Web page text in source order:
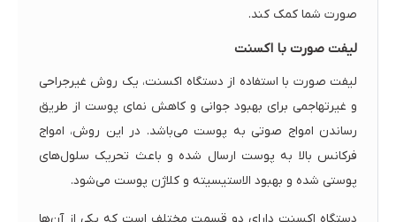
صورت شما کمک کند.
لیفت صورت با اکسنت
لیفت صورت با استفاده از دستگاه اکسنت، یک روش غیرجراحی
و غیرتهاجمی برای بهبود جوانی و کاهش نمای پوست از طریق
رساندن امواج صوتی به پوست می‌باشد. در این روش، امواج
فرکانس بالا به پوست ارسال شده و باعث تحریک سلول‌های
پوستی شده و بهبود الاستیسیته و کلاژن پوست می‌شود.